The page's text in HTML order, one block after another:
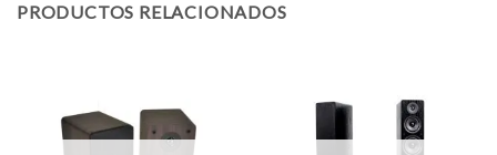
PRODUCTOS RELACIONADOS